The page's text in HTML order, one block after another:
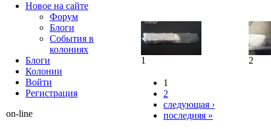
1 2
1
2
следующая ›
последняя »
Новое на сайте
Форум
Блоги
События в
колониях
Блоги
Колонии
Войти
Peгиcтpaция
on-line